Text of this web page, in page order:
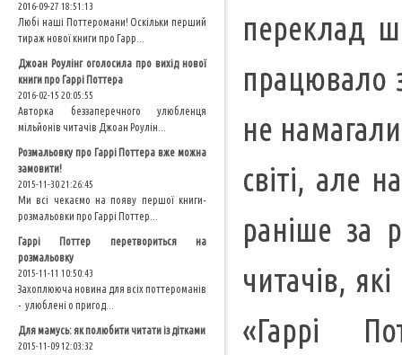
переклад
працювало
не
світі, але
раніше за
читачів,
«Гаррі
2016-09-27 18:51:13
Любі наші Поттеромани! Оскільки перший
тираж нової книги про Гарр...
Джоан Роулінг оголосила про вихід нової
книги про Гаррі Поттера
2016-02-15 20:05:55
Авторка беззаперечного улюбленця
мільйонів читачів Джоан Роулін...
Розмальовку про Гаррі Поттера вже можна
замовити!
2015-11-30 21:26:45
Ми всі чекаємо на появу першої книги-
розмальовки про Гаррі Поттер...
Гаррі Поттер перетвориться на
розмальовку
2015-11-11 10:50:43
Захоплююча новина для всіх поттероманів
- улюблені о пригод...
Для мамусь: як полюбити читати із дітками
2015-11-09 12:03:32